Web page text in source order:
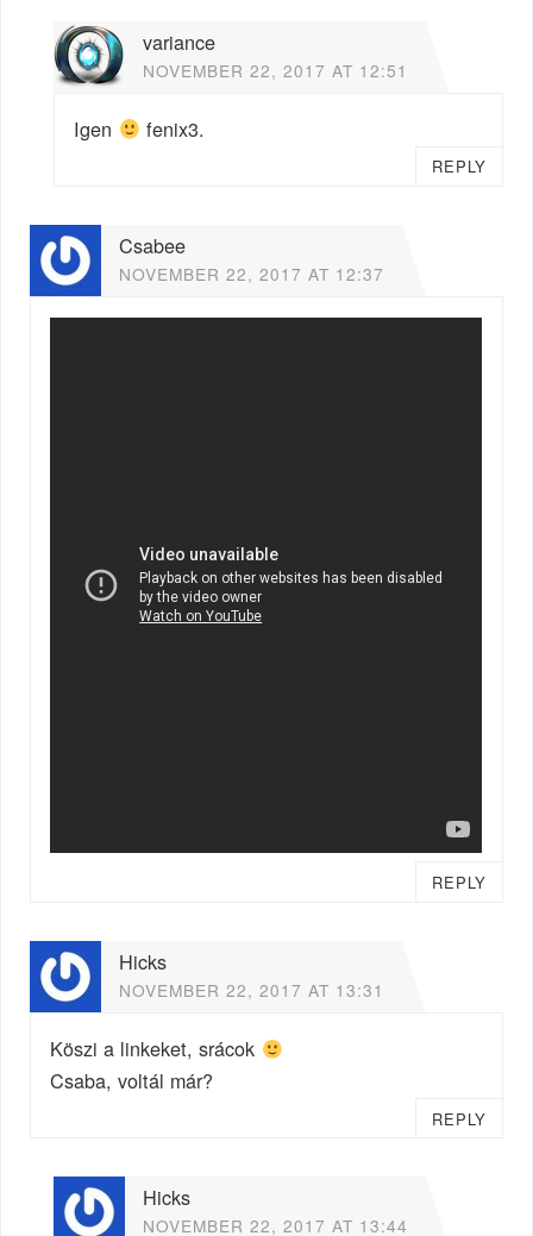
variance
NOVEMBER 22, 2017 AT 12:51
Igen fenix3.
REPLY
Csabee
NOVEMBER 22, 2017 AT 12:37
REPLY
Hicks
NOVEMBER 22, 2017 AT 13:31
Köszi a linkeket, srácok
Csaba, voltál már?
REPLY
Hicks
NOVEMBER 22, 2017 AT 13:44